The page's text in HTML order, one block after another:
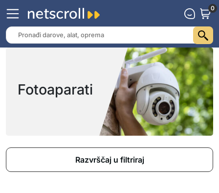
0
Fotoaparati
Razvrščaj u filtriraj